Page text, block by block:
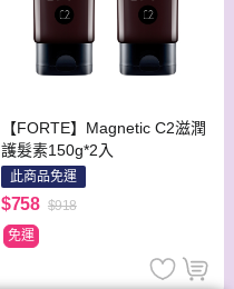
【FORTE】Magnetic C2滋潤
護髮素150g*2入
此商品免運
$758 $918
免運